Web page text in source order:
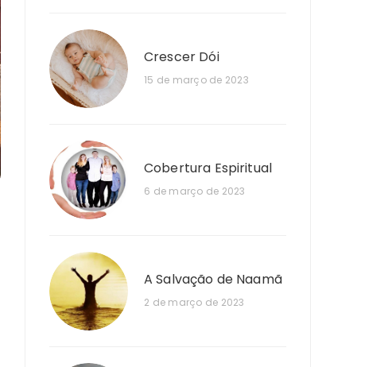
Crescer Dói
15 de março de 2023
Cobertura Espiritual
6 de março de 2023
A Salvação de Naamã
2 de março de 2023